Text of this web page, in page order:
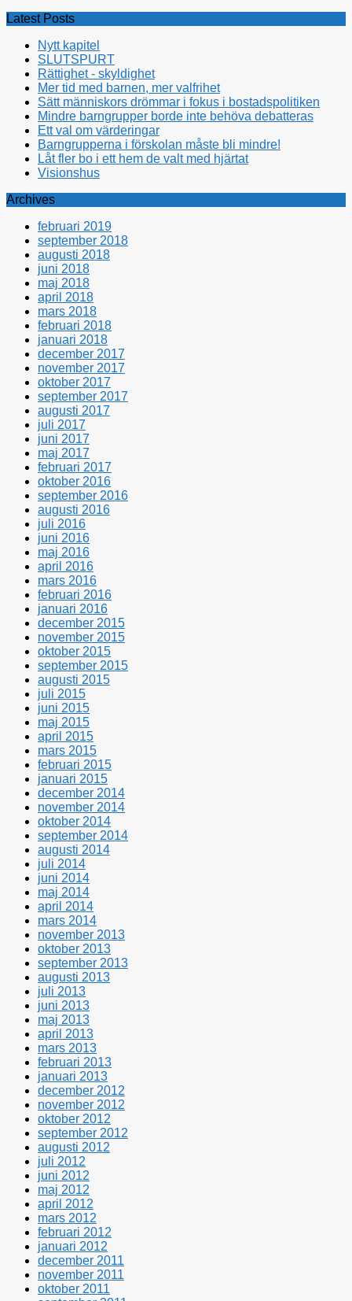
Latest Posts
Nytt kapitel
SLUTSPURT
Rättighet - skyldighet
Mer tid med barnen, mer valfrihet
Sätt människors drömmar i fokus i bostadspolitiken
Mindre barngrupper borde inte behöva debatteras
Ett val om värderingar
Barngrupperna i förskolan måste bli mindre!
Låt fler bo i ett hem de valt med hjärtat
Visionshus
Archives
februari 2019
september 2018
augusti 2018
juni 2018
maj 2018
april 2018
mars 2018
februari 2018
januari 2018
december 2017
november 2017
oktober 2017
september 2017
augusti 2017
juli 2017
juni 2017
maj 2017
februari 2017
oktober 2016
september 2016
augusti 2016
juli 2016
juni 2016
maj 2016
april 2016
mars 2016
februari 2016
januari 2016
december 2015
november 2015
oktober 2015
september 2015
augusti 2015
juli 2015
juni 2015
maj 2015
april 2015
mars 2015
februari 2015
januari 2015
december 2014
november 2014
oktober 2014
september 2014
augusti 2014
juli 2014
juni 2014
maj 2014
april 2014
mars 2014
november 2013
oktober 2013
september 2013
augusti 2013
juli 2013
juni 2013
maj 2013
april 2013
mars 2013
februari 2013
januari 2013
december 2012
november 2012
oktober 2012
september 2012
augusti 2012
juli 2012
juni 2012
maj 2012
april 2012
mars 2012
februari 2012
januari 2012
december 2011
november 2011
oktober 2011